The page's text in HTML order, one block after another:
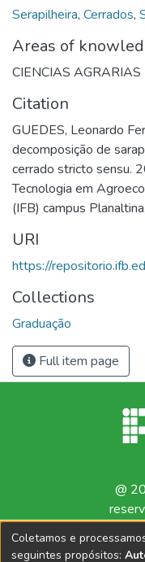
Serapilheira, Cerrados,
Areas of
CIENCIAS AGRARIAS
Citation
GUEDES, Leonardo
decomposição de
cerrado stricto sensu.
Tecnologia em
(IFB) campus
URI
https://
Collections
Graduação
Full item page
@
Coletamos e
seguintes propósitos: